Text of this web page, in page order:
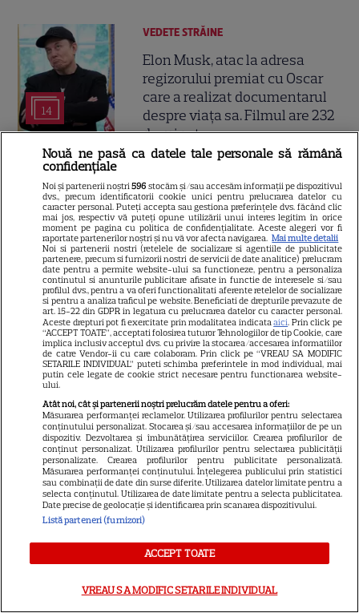
14
VEDETE STRĂINE
Elon Musk, atac la adresa
regizorului premiat cu Oscar
care a realizat documentarul
despre viața sa. Filmul are 232
de minute
3
Marvel are un nou Black
Panther. David Jonsson preia
moștenirea lui Chadwick
Boseman
7
VEDETE STRĂINE
Ryan Gosling este noul Ghost
Rider din Universul Marvel.
Anunțul făcut la Comic-Con i-
DISNEY PLUS
„Diavolul se îmbracă de la
Prada 2” s-a lansat pe Disney+.
Meryl Streep și Anne
Hathaway revin la revista
Runway
VEDETE STRĂINE
Nouă ne pasă ca datele tale personale să rămână
confidențiale
Noi și partenerii noștri596 stocăm și/sau accesăm informații pe dispozitivul
dvs., precum identificatorii cookie unici pentru prelucrarea datelor cu
caracter personal. Puteți accepta sau gestiona preferințele dvs. făcând clic
mai jos, respectiv vă puteți opune utilizării unui interes legitim în orice
moment pe pagina cu politica de confidențialitate. Aceste alegeri vor fi
raportate partenerilor noștri și nu vă vor afecta navigarea. Mai multe detalii
Noi si partenerii nostri (retelele de socializare si agentiile de publicitate
partenere, precum si furnizorii nostri de servicii de date analitice) prelucram
date pentru a permite website-ului sa functioneze, pentru a personaliza
continutul si anunturile publicitare afisate in functie de interesele si/sau
profilul dvs., pentru a va oferi functionalitati aferente retelelor de socializare
si pentru a analiza traficul pe website. Beneficiati de drepturile prevazute de
art. 15-22 din GDPR in legatura cu prelucrarea datelor cu caracter personal.
Aceste drepturi pot fi exercitate prin modalitatea indicataaici. Prin click pe
“ACCEPT TOATE”, acceptati folosirea tuturor Tehnologiilor de tip Cookie, care
implica inclusiv acceptul dvs. cu privire la stocarea/accesarea informatiilor
de catre Vendor-ii cu care colaboram. Prin click pe “VREAU SA MODIFIC
SETARILE INDIVIDUAL” puteti schimba preferintele in mod individual, mai
putin cele legate de cookie strict necesare pentru functionarea website-
ului.
Atât noi, cât și partenerii noștri prelucrăm datele pentru a oferi:
Măsurarea performanței reclamelor. Utilizarea profilurilor pentru selectarea
conținutului personalizat. Stocarea și/sau accesarea informațiilor de pe un
dispozitiv. Dezvoltarea și îmbunătățirea serviciilor. Crearea profilurilor de
conținut personalizat. Utilizarea profilurilor pentru selectarea publicității
personalizate. Crearea profilurilor pentru publicitate personalizată.
Măsurarea performanței conținutului. Înțelegerea publicului prin statistici
sau combinații de date din surse diferite. Utilizarea datelor limitate pentru a
selecta conținutul. Utilizarea de date limitate pentru a selecta publicitatea.
Date precise de geolocație și identificarea prin scanarea dispozitivului.
Listă parteneri (furnizori)
ACCEPT TOATE
VREAU SA MODIFIC SETARILE INDIVIDUAL